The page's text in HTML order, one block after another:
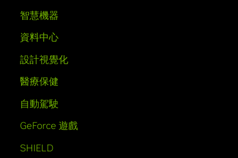
智慧機器
資料中心
設計視覺化
醫療保健
自動駕駛
GeForce 遊戲
SHIELD